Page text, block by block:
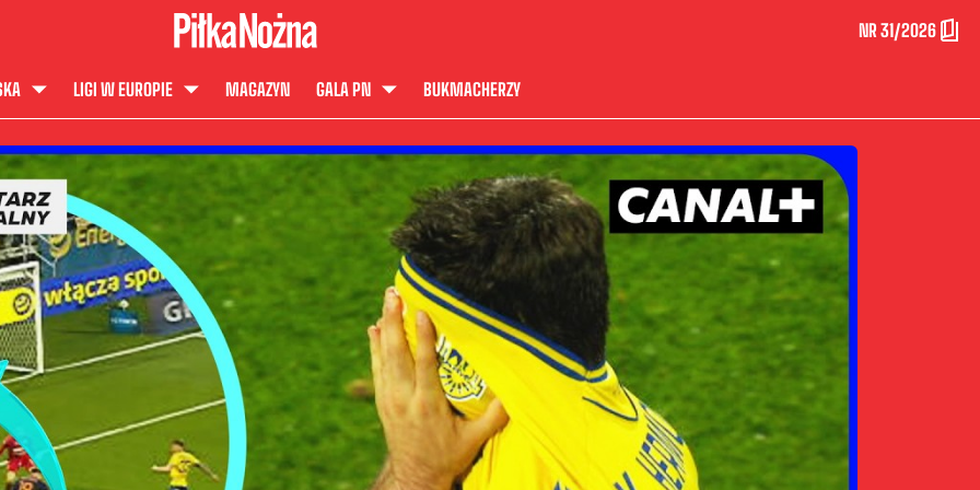
NR 31/2026
LIGI W EUROPIE MAGAZYN GALA PN BUKMACHERZY